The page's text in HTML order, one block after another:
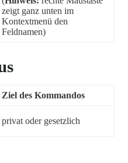
zeigt ganz unten im
Kontextmenü den
Feldnamen)
Ziel des Kommandos
privat oder gesetzlich